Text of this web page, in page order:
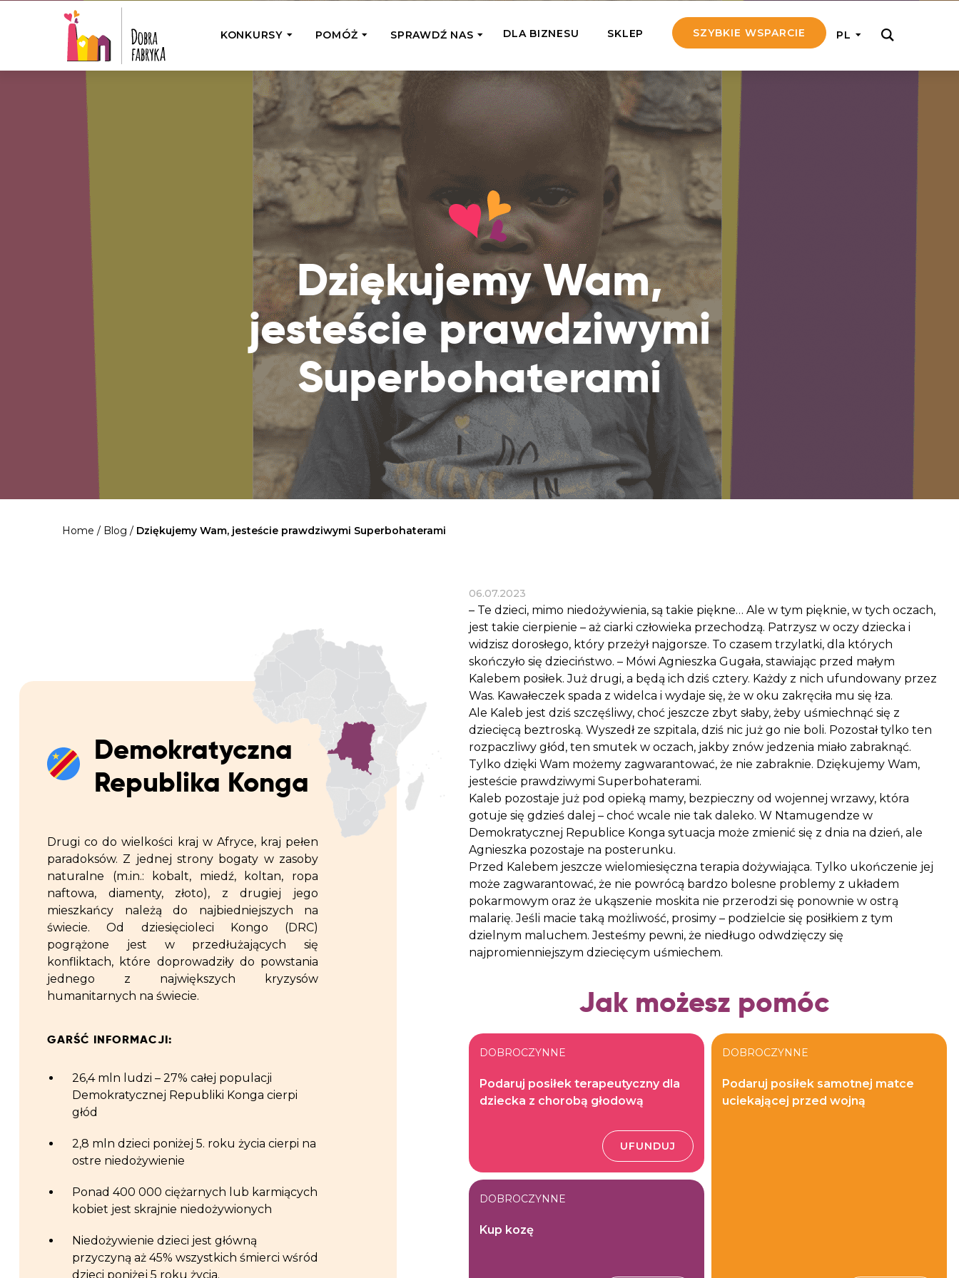
KONKURSY
Wyjedź z Nami
Odwiedź jedno z miejsc, w których
działamy
Przybij 5 w 7 Ogrodach
Wyjedź do Grecji z Michałem
Żakowskim z Radia 357
POMÓŻ
POMAGAM JEDNORAZOWO
Przekaż Kalorie
Podaruj dziecku posiłek z okazji Dnia
Dziecka
Podaruj 1,5%
Przekaż niewielką część swojego
podatku naszym podopiecznym
Pilna Pomoc
Przekaż pomoc tam, gdzie jest teraz
najbardziej potrzebna
Dobroczynne24
Zrób zakupy dla potrzebujących w
markecie z dobrymi uczynkami
Warzywniak Charbela
Zrób zakupy u niewidomego Charbela i
wspieraj Głodnych
WSPIERAM REGULARNIE
Przybij nam 5!
Pomagaj efektywnie, przekazując na
pomoc 5 zł tygodniowo
Adoptuj Seniora
Dołącz do rodziny Seniora, wspierając
go finansowo i emocjonalnie
Drużyny Aniołów
Wspieraj pracę konkretnego misjonarza
i pozostań z nim kontakcie
Wiatraczek dla Życia
Uratuj dziecko cierpiące z powodu
głodu i wspieraj edukację rodziców
SPRAWDŹ NAS
Zespół Fundacji
Poznaj listonoszy przekazanego przez
Ciebie wsparcia
Jak pomagamy
Karmimy, Leczymy, Uczymy, Dajemy
Pracę – sprawdź co to oznacza w
praktyce
Co już zrobiliśmy
Przeczytaj historie ludzi, którym już
pomogliśmy
Gdzie działamy
Sprawdź listę miejsc, do których dociera
Twoja pomoc
Sprawozdania
Zweryfikuj, w jaki sposób wydajemy
przekazane Darowizny
Cele statutowe
Sprawdź cele naszej organizacji
Kontakt
DLA BIZNESU SKLEP SZYBKIE WSPARCIE PL
Dziękujemy Wam,
jesteście prawdziwymi
Superbohaterami
Home / Blog / Dziękujemy Wam, jesteście prawdziwymi Superbohaterami
Demokratyczna
Republika Konga
Drugi co do wielkości kraj w Afryce, kraj pełen
paradoksów. Z jednej strony bogaty w zasoby
naturalne (m.in.: kobalt, miedź, koltan, ropa
naftowa, diamenty, złoto), z drugiej jego
mieszkańcy należą do najbiedniejszych na
świecie. Od dziesięcioleci Kongo (DRC)
pogrążone jest w przedłużających się
konfliktach, które doprowadziły do powstania
jednego z największych kryzysów
humanitarnych na świecie.
GARŚĆ INFORMACJI:
26,4 mln ludzi – 27% całej populacji
Demokratycznej Republiki Konga cierpi
głód
2,8 mln dzieci poniżej 5. roku życia cierpi na
ostre niedożywienie
Ponad 400 000 ciężarnych lub karmiących
kobiet jest skrajnie niedożywionych
Niedożywienie dzieci jest główną
przyczyną aż 45% wszystkich śmierci wśród
dzieci poniżej 5 roku życia.
06.07.2023
– Te dzieci, mimo niedożywienia, są takie piękne… Ale w tym pięknie, w tych oczach,
jest takie cierpienie – aż ciarki człowieka przechodzą. Patrzysz w oczy dziecka i
widzisz dorosłego, który przeżył najgorsze. To czasem trzylatki, dla których
skończyło się dzieciństwo. – Mówi Agnieszka Gugała, stawiając przed małym
Kalebem posiłek. Już drugi, a będą ich dziś cztery. Każdy z nich ufundowany przez
Was. Kawałeczek spada z widelca i wydaje się, że w oku zakręciła mu się łza.
Ale Kaleb jest dziś szczęśliwy, choć jeszcze zbyt słaby, żeby uśmiechnąć się z
dziecięcą beztroską. Wyszedł ze szpitala, dziś nic już go nie boli. Pozostał tylko ten
rozpaczliwy głód, ten smutek w oczach, jakby znów jedzenia miało zabraknąć.
Tylko dzięki Wam możemy zagwarantować, że nie zabraknie. Dziękujemy Wam,
jesteście prawdziwymi Superbohaterami.
Kaleb pozostaje już pod opieką mamy, bezpieczny od wojennej wrzawy, która
gotuje się gdzieś dalej – choć wcale nie tak daleko. W Ntamugendze w
Demokratycznej Republice Konga sytuacja może zmienić się z dnia na dzień, ale
Agnieszka pozostaje na posterunku.
Przed Kalebem jeszcze wielomiesięczna terapia dożywiająca. Tylko ukończenie jej
może zagwarantować, że nie powrócą bardzo bolesne problemy z układem
pokarmowym oraz że ukąszenie moskita nie przerodzi się ponownie w ostrą
malarię. Jeśli macie taką możliwość, prosimy – podzielcie się posiłkiem z tym
dzielnym maluchem. Jesteśmy pewni, że niedługo odwdzięczy się
najpromienniejszym dziecięcym uśmiechem.
Jak możesz pomóc
DOBROCZYNNE
Podaruj posiłek terapeutyczny dla
dziecka z chorobą głodową
UFUNDUJ
DOBROCZYNNE
Kup kozę
DOBROCZYNNE
Podaruj posiłek samotnej matce
uciekającej przed wojną